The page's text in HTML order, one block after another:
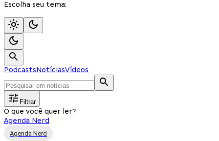
Escolha seu tema:
PodcastsNotíciasVídeos
Filtrar
O que você quer ler?
Agenda Nerd
Agenda Nerd